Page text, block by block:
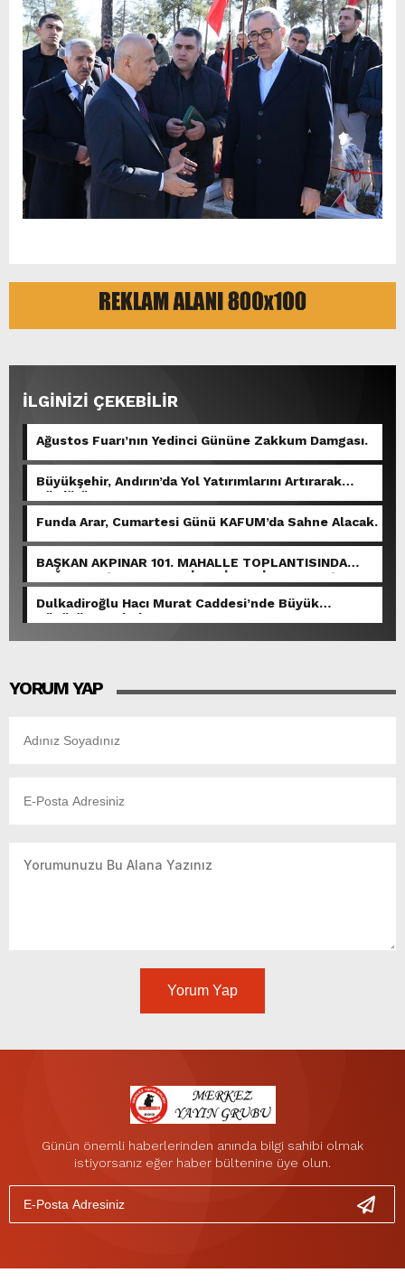
İLGİNİZİ ÇEKEBİLİR
Ağustos Fuarı’nın Yedinci Gününe Zakkum Damgası.
Büyükşehir, Andırın’da Yol Yatırımlarını Artırarak
Sürdürüyor.
Funda Arar, Cumartesi Günü KAFUM’da Sahne Alacak.
BAŞKAN AKPINAR 101. MAHALLE TOPLANTISINDA
BAĞLARBAŞI MAHALLESİ SAKİNLERİYLE BULUŞTU.
Dulkadiroğlu Hacı Murat Caddesi’nde Büyük
Dönüşüm Başladı.
YORUM YAP
Yorum Yap
Günün önemli haberlerinden anında bilgi sahibi olmak
istiyorsanız eğer haber bültenine üye olun.